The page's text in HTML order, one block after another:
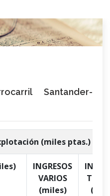
Santander-
(miles ptas.)
INGRESOS
VARIOS
(miles)